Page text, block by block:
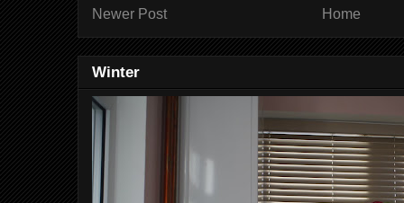
Newer Post Home
Winter